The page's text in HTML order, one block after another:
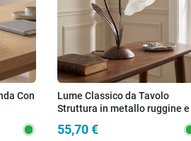
Con
in 2
Lume Classico da Tavolo
Struttura in metallo ruggine e
vetro tirato a mano ideale per
camere e salotti E14
55,70 €